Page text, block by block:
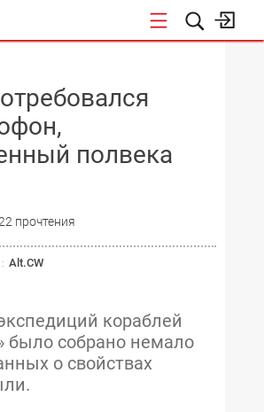
полвека
прочтения
Alt.CW
кораблей
было собрано немало
о свойствах